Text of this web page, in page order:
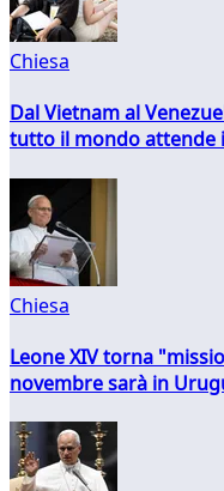
Chiesa
Dal Vietnam al
tutto il mondo attende
Chiesa
Leone XIV torna
novembre sarà in